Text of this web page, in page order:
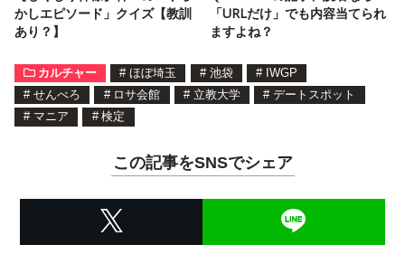
かしエピソード」クイズ【教訓
あり？】
「URLだけ」でも内容当てられ
ますよね？
カルチャー # ほぼ埼玉 # 池袋 # IWGP
# せんべろ # ロサ会館 # 立教大学 # デートスポット
# マニア # 検定
この記事をSNSでシェア